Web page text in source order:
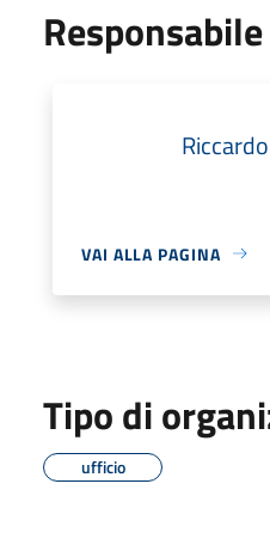
Responsabile
VAI ALLA PAGINA
Tipo di
ufficio